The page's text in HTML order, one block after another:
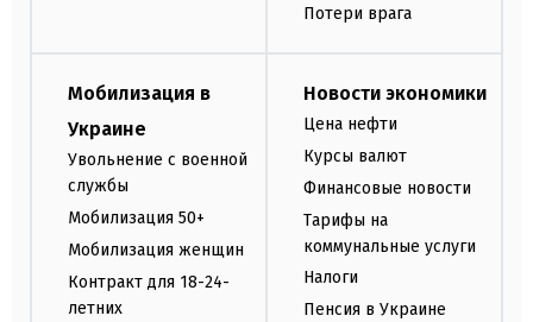
Потери врага
Мобилизация в
Украине
Увольнение с военной
службы
Мобилизация 50+
Мобилизация женщин
Контракт для 18-24-
летних
Новости экономики
Цена нефти
Курсы валют
Финансовые новости
Тарифы на
коммунальные услуги
Налоги
Пенсия в Украине